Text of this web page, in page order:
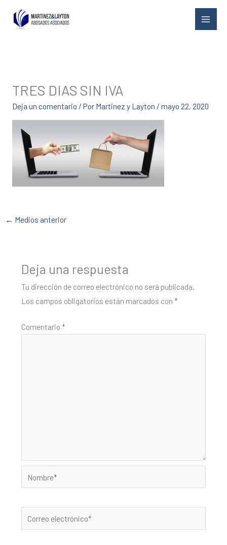
TRES DIAS SIN IVA
Deja un comentario / Por Martinez y Layton / mayo 22, 2020
← Medios anterior
Deja una respuesta
Tu dirección de correo electrónico no será publicada.
Los campos obligatorios están marcados con *
Comentario *
electrónico*